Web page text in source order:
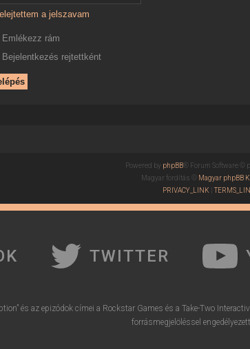
a jelszavam
Emlékezz rám
Bejelentkezés rejtettként
Powered by phpBB® Forum Software ©
Magyar fordítás © Magyar phpBB
PRIVACY_LINK |
TWITTER
és az epizódok címei a Rockstar Games és a Take-Two
forrásmegjelöléssel